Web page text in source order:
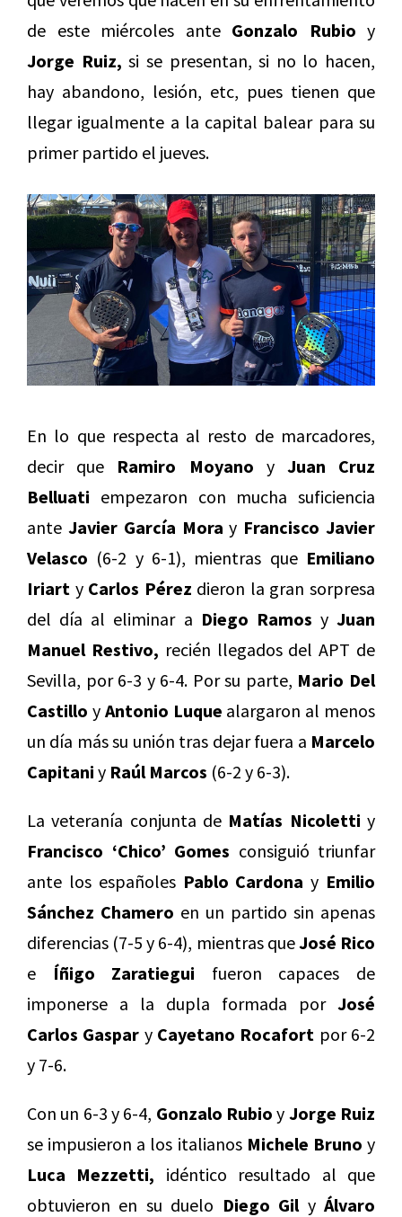
de este miércoles ante Gonzalo Rubio y
Jorge Ruiz, si se presentan, si no lo hacen,
hay abandono, lesión, etc, pues tienen que
llegar igualmente a la capital balear para su
primer partido el jueves.
En lo que respecta al resto de marcadores,
decir que Ramiro Moyano y Juan Cruz
Belluati empezaron con mucha suficiencia
ante Javier García Mora y Francisco Javier
Velasco (6-2 y 6-1), mientras que Emiliano
Iriart y Carlos Pérez dieron la gran sorpresa
del día al eliminar a Diego Ramos y Juan
Manuel Restivo, recién llegados del APT de
Sevilla, por 6-3 y 6-4. Por su parte, Mario Del
Castillo y Antonio Luque alargaron al menos
un día más su unión tras dejar fuera a Marcelo
Capitani y Raúl Marcos (6-2 y 6-3).
La veteranía conjunta de Matías Nicoletti y
Francisco ‘Chico’ Gomes consiguió triunfar
ante los españoles Pablo Cardona y Emilio
Sánchez Chamero en un partido sin apenas
diferencias (7-5 y 6-4), mientras queJosé Rico
e Íñigo Zaratiegui fueron capaces de
imponerse a la dupla formada por José
Carlos Gaspar y Cayetano Rocafort por 6-2
y 7-6.
Con un 6-3 y 6-4, Gonzalo Rubio y Jorge Ruiz
se impusieron a los italianos Michele Bruno y
Luca Mezzetti, idéntico resultado al que
obtuvieron en su duelo Diego Gil yÁlvaro